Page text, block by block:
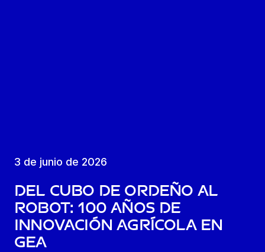
3 de junio de 2026
Del cubo de ordeño al
robot: 100 años de
innovación agrícola en
GEA